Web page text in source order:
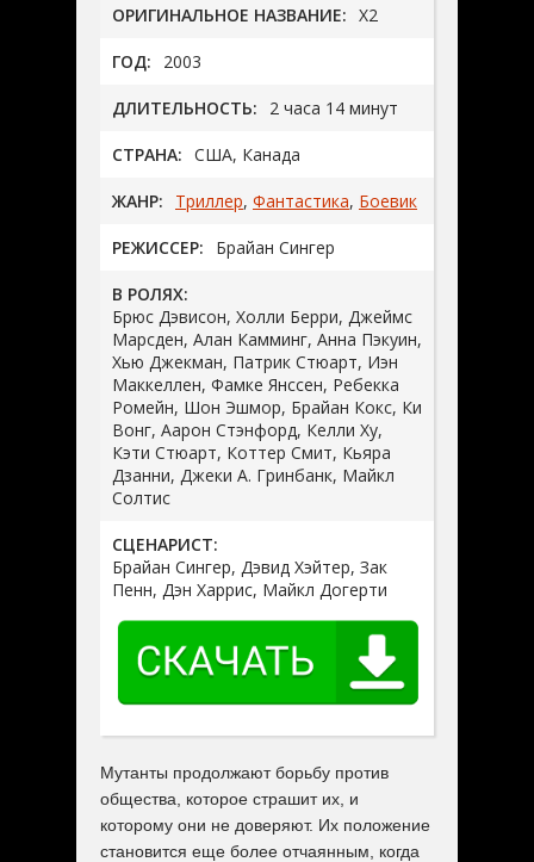
ОРИГИНАЛЬНОЕ НАЗВАНИЕ: X2
ГОД: 2003
ДЛИТЕЛЬНОСТЬ: 2 часа 14 минут
СТРАНА: США, Канада
ЖАНР: Триллер, Фантастика, Боевик
РЕЖИССЕР: Брайан Сингер
В РОЛЯХ:
Брюс Дэвисон, Холли Берри, Джеймс
Марсден, Алан Камминг, Анна Пэкуин,
Хью Джекман, Патрик Стюарт, Иэн
Маккеллен, Фамке Янссен, Ребекка
Ромейн, Шон Эшмор, Брайан Кокс, Ки
Вонг, Аарон Стэнфорд, Келли Ху,
Кэти Стюарт, Коттер Смит, Кьяра
Дзанни, Джеки А. Гринбанк, Майкл
Солтис
СЦЕНАРИСТ:
Брайан Сингер, Дэвид Хэйтер, Зак
Пенн, Дэн Харрис, Майкл Догерти
Мутанты продолжают борьбу против
общества, которое страшит их, и
которому они не доверяют. Их положение
становится еще более отчаянным, когда